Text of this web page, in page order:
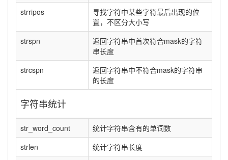
strripos
寻找字符中某些字符最后出现的位
置，不区分大小写
strspn
返回字符串中首次符合mask的字符
串长度
strcspn
返回字符串中不符合mask的字符串
的长度
字符串统计
str_word_count
统计字符串含有的单词数
strlen
统计字符串长度